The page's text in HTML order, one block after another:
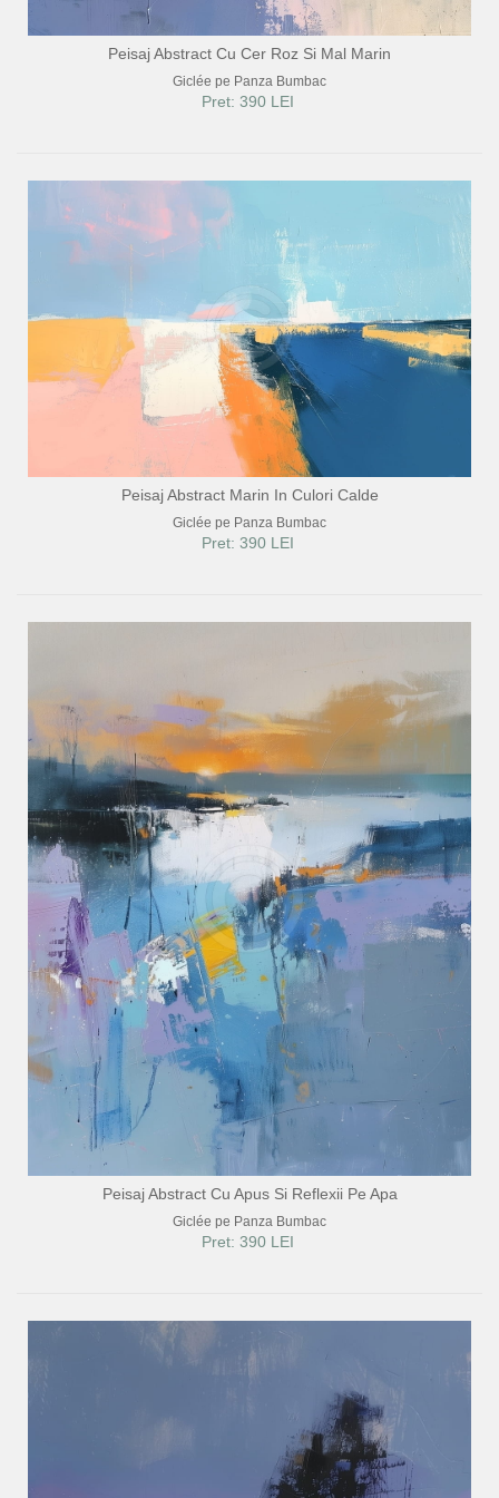
Peisaj Abstract Cu Cer Roz Si Mal Marin
Giclée pe Panza Bumbac
Pret: 390 LEI
Peisaj Abstract Marin In Culori Calde
Giclée pe Panza Bumbac
Pret: 390 LEI
Peisaj Abstract Cu Apus Si Reflexii Pe Apa
Giclée pe Panza Bumbac
Pret: 390 LEI